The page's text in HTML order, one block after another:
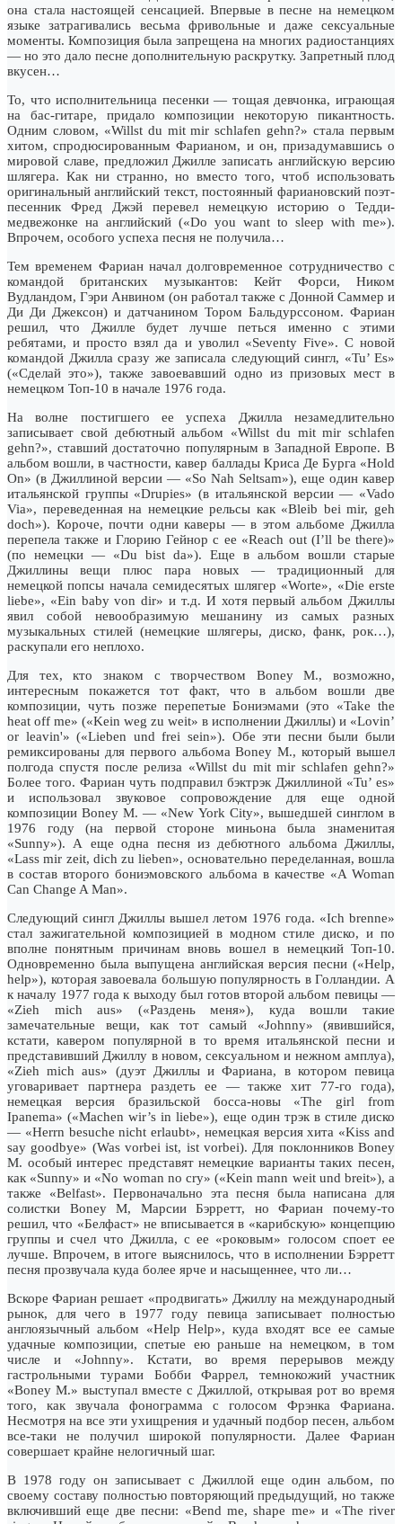
она стала настоящей сенсацией. Впервые в песне на немецком
языке затрагивались весьма фривольные и даже сексуальные
моменты. Композиция была запрещена на многих радиостанциях
— но это дало песне дополнительную раскрутку. Запретный плод
вкусен…
То, что исполнительница песенки — тощая девчонка, играющая
на бас-гитаре, придало композиции некоторую пикантность.
Одним словом, «Willst du mit mir schlafen gehn?» стала первым
хитом, спродюсированным Фарианом, и он, призадумавшись о
мировой славе, предложил Джилле записать английскую версию
шлягера. Как ни странно, но вместо того, чтоб использовать
оригинальный английский текст, постоянный фариановский поэт-
песенник Фред Джэй перевел немецкую историю о Тедди-
медвежонке на английский («Do you want to sleep with me»).
Впрочем, особого успеха песня не получила…
Тем временем Фариан начал долговременное сотрудничество с
командой британских музыкантов: Кейт Форси, Ником
Вудландом, Гэри Анвином (он работал также с Донной Саммер и
Ди Ди Джексон) и датчанином Тором Бальдурссоном. Фариан
решил, что Джилле будет лучше петься именно с этими
ребятами, и просто взял да и уволил «Seventy Five». С новой
командой Джилла сразу же записала следующий сингл, «Tu’ Es»
(«Сделай это»), также завоевавший одно из призовых мест в
немецком Топ-10 в начале 1976 года.
На волне постигшего ее успеха Джилла незамедлительно
записывает свой дебютный альбом «Willst du mit mir schlafen
gehn?», ставший достаточно популярным в Западной Европе. В
альбом вошли, в частности, кавер баллады Криса Де Бурга «Hold
On» (в Джиллиной версии — «So Nah Seltsam»), еще один кавер
итальянской группы «Drupies» (в итальянской версии — «Vado
Via», переведенная на немецкие рельсы как «Bleib bei mir, geh
doch»). Короче, почти одни каверы — в этом альбоме Джилла
перепела также и Глорию Гейнор с ее «Reach out (I’ll be there)»
(по немецки — «Du bist da»). Еще в альбом вошли старые
Джиллины вещи плюс пара новых — традиционный для
немецкой попсы начала семидесятых шлягер «Worte», «Die erste
liebe», «Ein baby von dir» и т.д. И хотя первый альбом Джиллы
явил собой невообразимую мешанину из самых разных
музыкальных стилей (немецкие шлягеры, диско, фанк, рок…),
раскупали его неплохо.
Для тех, кто знаком с творчеством Boney M., возможно,
интересным покажется тот факт, что в альбом вошли две
композиции, чуть позже перепетые Бониэмами (это «Take the
heat off me» («Kein weg zu weit» в исполнении Джиллы) и «Lovin’
or leavin'» («Lieben und frei sein»). Обе эти песни были были
ремиксированы для первого альбома Boney M., который вышел
полгода спустя после релиза «Willst du mit mir schlafen gehn?»
Более того. Фариан чуть подправил бэктрэк Джиллиной «Tu’ es»
и использовал звуковое сопровождение для еще одной
композиции Boney M. — «New York City», вышедшей синглом в
1976 году (на первой стороне миньона была знаменитая
«Sunny»). А еще одна песня из дебютного альбома Джиллы,
«Lass mir zeit, dich zu lieben», основательно переделанная, вошла
в состав второго бониэмовского альбома в качестве «A Woman
Can Change A Man».
Следующий сингл Джиллы вышел летом 1976 года. «Ich brenne»
стал зажигательной композицией в модном стиле диско, и по
вполне понятным причинам вновь вошел в немецкий Топ-10.
Одновременно была выпущена английская версия песни («Help,
help»), которая завоевала большую популярность в Голландии. А
к началу 1977 года к выходу был готов второй альбом певицы —
«Zieh mich aus» («Раздень меня»), куда вошли такие
замечательные вещи, как тот самый «Johnny» (явившийся,
кстати, кавером популярной в то время итальянской песни и
представивший Джиллу в новом, сексуальном и нежном амплуа),
«Zieh mich aus» (дуэт Джиллы и Фариана, в котором певица
уговаривает партнера раздеть ее — также хит 77-го года),
немецкая версия бразильской босса-новы «The girl from
Ipanema» («Machen wir’s in liebe»), еще один трэк в стиле диско
— «Herrn besuche nicht erlaubt», немецкая версия хита «Kiss and
say goodbye» (Was vorbei ist, ist vorbei). Для поклонников Boney
M. особый интерес представят немецкие варианты таких песен,
как «Sunny» и «No woman no cry» («Kein mann weit und breit»), а
также «Belfast». Первоначально эта песня была написана для
солистки Boney M, Марсии Бэрретт, но Фариан почему-то
решил, что «Белфаст» не вписывается в «карибскую» концепцию
группы и счел что Джилла, с ее «роковым» голосом споет ее
лучше. Впрочем, в итоге выяснилось, что в исполнении Бэрретт
песня прозвучала куда более ярче и насыщеннее, что ли…
Вскоре Фариан решает «продвигать» Джиллу на международный
рынок, для чего в 1977 году певица записывает полностью
англоязычный альбом «Help Help», куда входят все ее самые
удачные композиции, спетые ею раньше на немецком, в том
числе и «Johnny». Кстати, во время перерывов между
гастрольными турами Бобби Фаррел, темнокожий участник
«Boney M.» выступал вместе с Джиллой, открывая рот во время
того, как звучала фонограмма с голосом Фрэнка Фариана.
Несмотря на все эти ухищрения и удачный подбор песен, альбом
все-таки не получил широкой популярности. Далее Фариан
совершает крайне нелогичный шаг.
В 1978 году он записывает с Джиллой еще один альбом, по
своему составу полностью повторяющий предыдущий, но также
включивший еще две песни: «Bend me, shape me» и «The river